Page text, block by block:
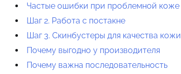
Частые ошибки при проблемной коже
Шаг 2. Работа с постакне
Шаг 3. Скинбустеры для качества кожи
Почему выгодно у производителя
Почему важна последовательность